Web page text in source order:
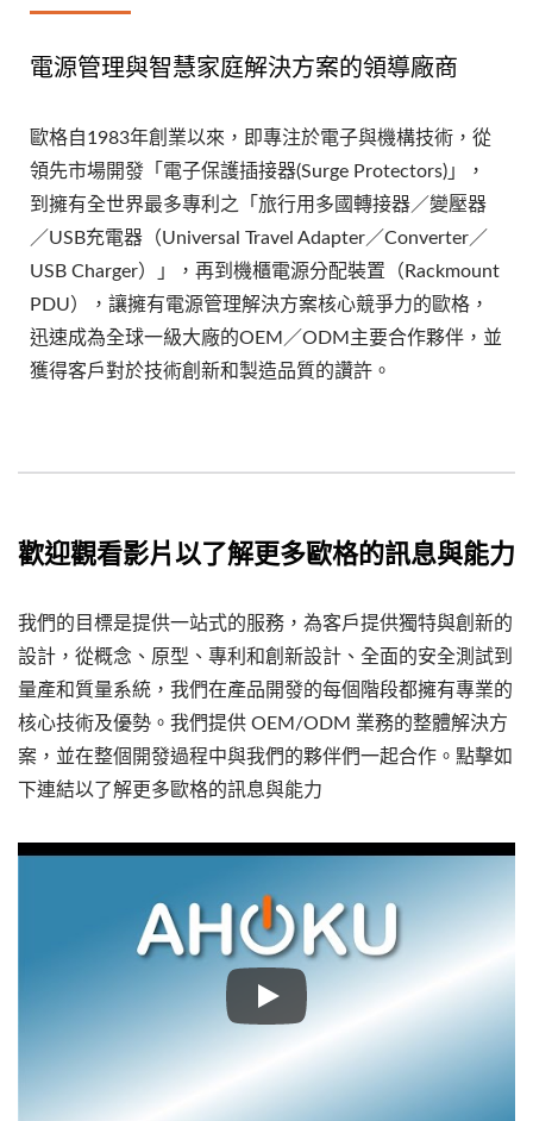
電源管理與智慧家庭解決方案的領導廠商
歐格自1983年創業以來，即專注於電子與機構技術，從
領先市場開發「電子保護插接器(Surge Protectors)」，
到擁有全世界最多專利之「旅行用多國轉接器／變壓器
／USB充電器（Universal Travel Adapter／Converter／
USB Charger）」，再到機櫃電源分配裝置（Rackmount
PDU），讓擁有電源管理解決方案核心競爭力的歐格，
迅速成為全球一級大廠的OEM／ODM主要合作夥伴，並
獲得客戶對於技術創新和製造品質的讚許。
歡迎觀看影片以了解更多歐格的訊息與能力
我們的目標是提供一站式的服務，為客戶提供獨特與創新的
設計，從概念、原型、專利和創新設計、全面的安全測試到
量產和質量系統，我們在產品開發的每個階段都擁有專業的
核心技術及優勢。我們提供 OEM/ODM 業務的整體解決方
案，並在整個開發過程中與我們的夥伴們一起合作。點擊如
下連結以了解更多歐格的訊息與能力
我們的目標是提供一站式的服